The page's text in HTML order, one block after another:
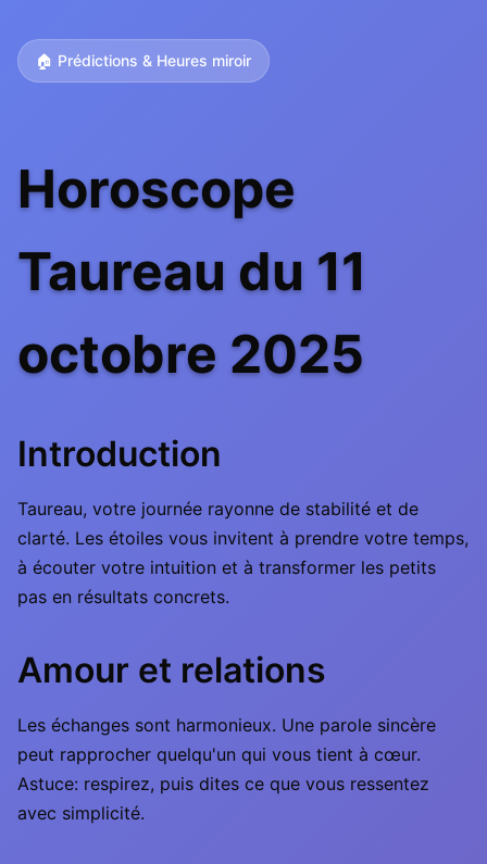
🏠 Prédictions & Heures miroir
Horoscope
Taureau du 11
octobre 2025
Introduction
Taureau, votre journée rayonne de stabilité et de
clarté. Les étoiles vous invitent à prendre votre temps,
à écouter votre intuition et à transformer les petits
pas en résultats concrets.
Amour et relations
Les échanges sont harmonieux. Une parole sincère
peut rapprocher quelqu'un qui vous tient à cœur.
Astuce: respirez, puis dites ce que vous ressentez
avec simplicité.